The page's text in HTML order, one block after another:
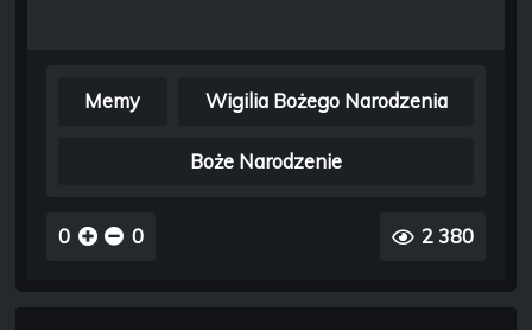
Memy Wigilia Bożego Narodzenia
Boże Narodzenie
0 0 2 380